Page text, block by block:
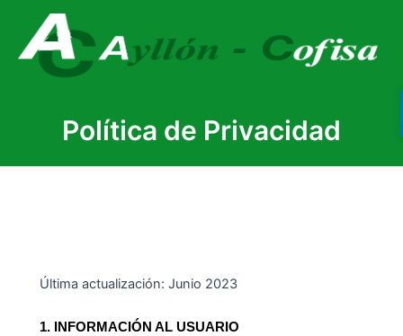
Política de Privacidad
Última actualización: Junio 2023
1. INFORMACIÓN AL USUARIO